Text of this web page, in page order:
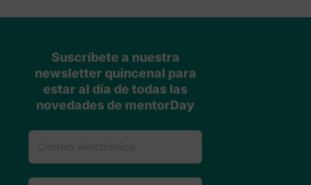
Suscríbete a nuestra
newsletter quincenal para
estar al día de todas las
novedades de mentorDay